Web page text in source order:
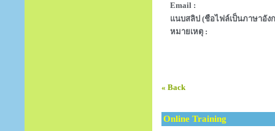
Email :
แนบสลิป (ชือไฟล์เป็นภาษาอัง
หมายเหตุ :
« Back
Online Training